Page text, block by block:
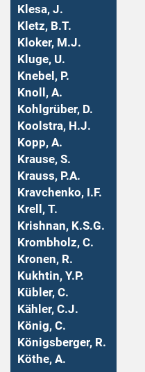
Klesa, J.
Kletz, B.T.
Kloker, M.J.
Kluge, U.
Knebel, P.
Knoll, A.
Kohlgrüber, D.
Koolstra, H.J.
Kopp, A.
Krause, S.
Krauss, P.A.
Kravchenko, I.F.
Krell, T.
Krishnan, K.S.G.
Krombholz, C.
Kronen, R.
Kukhtin, Y.P.
Kübler, C.
Kähler, C.J.
König, C.
Königsberger, R.
Köthe, A.